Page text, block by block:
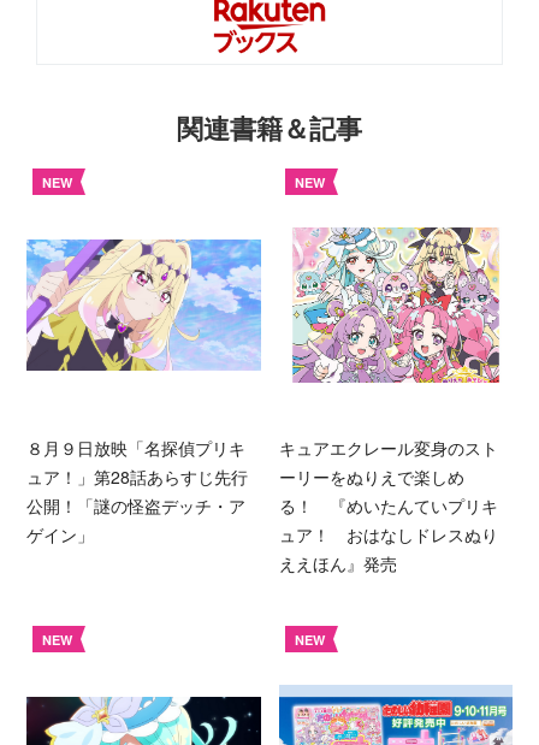
関連書籍＆記事
NEW
８月９日放映「名探偵プリキ
ュア！」第28話あらすじ先行
公開！「謎の怪盗デッチ・ア
ゲイン」
NEW
キュアエクレール変身のスト
ーリーをぬりえで楽しめ
る！ 『めいたんていプリキ
ュア！ おはなしドレスぬり
ええほん』発売
NEW NEW